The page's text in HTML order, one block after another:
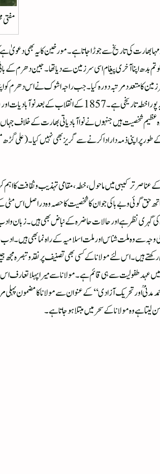
مفتی
بدھ اپنا آخری پیغام اسی سرزمین سے دیا تھا۔جین دھرم
کا متعدد مرتبہ دور ہ کیا ۔ جب راجہ اشوک نے اس دھرم کو
تاریخ کے حوالے سےبھی یہ پورا خطہ
شخصیت ہیں جنہوں نے نواآبادیاتی بھارت کے خلاف جہاں
پر اپنی ذمہ دارادا کرنے سے گریز بھی نہیں کیا۔(علی گڑھ
ترکیبی میں ماحول ، خطہ ، مقامی تہذیب و ثقافت کا اہم
گو ئی و بےباکی جو ان کا شخصیت کا حصہ وہ دراصل اس مٹی کے
کی گہری نظر ہے اور حالات حاضرہ کے نباض بھی ہیں
سے وہ ملت شناس اور ملت اسلامیہ کے راہ نما بھی ہیں
ہیں ۔اس لئے مولانا کے کسی بھی تصنیف پر نقد و تبصرہ
طفولیت سے ہی قائم ہے ۔مولانا سے میرا پہلا تعارف اس
مدنی ؒ اور تحریک آزادی‘‘ کے عنوان سےمولانا کا مضمون
لیتا ہے وہ مولانا کے سحرمیں مبتلا ہوجاتا ہے۔